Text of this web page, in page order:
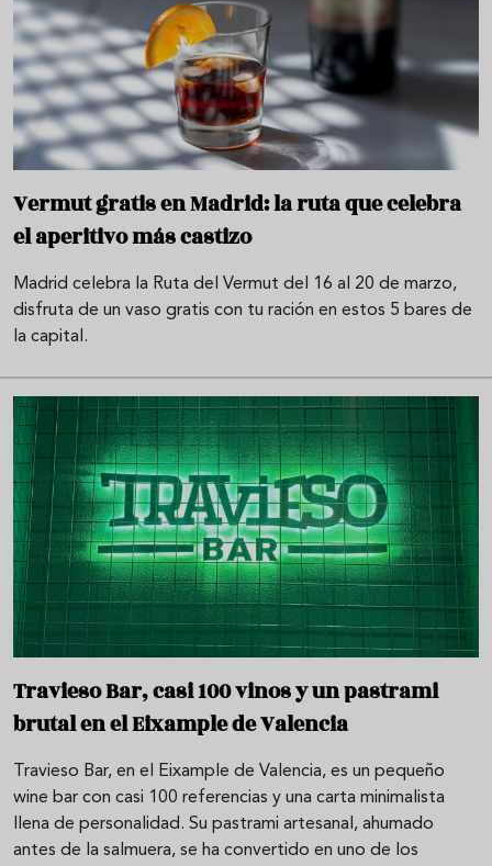
Vermut gratis en Madrid: la ruta que celebra
el aperitivo más castizo
Madrid celebra la Ruta del Vermut del 16 al 20 de marzo,
disfruta de un vaso gratis con tu ración en estos 5 bares de
la capital.
Travieso Bar, casi 100 vinos y un pastrami
brutal en el Eixample de Valencia
Travieso Bar, en el Eixample de Valencia, es un pequeño
wine bar con casi 100 referencias y una carta minimalista
llena de personalidad. Su pastrami artesanal, ahumado
antes de la salmuera, se ha convertido en uno de los